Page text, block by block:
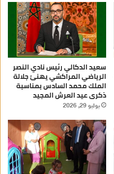
سعيد الدكالي رئيس نادي النصر
الرياضي المراكشي يهنئ جلالة
الملك محمد السادس بمناسبة
ذكرى عيد العرش المجيد
يوليو 29, 2026